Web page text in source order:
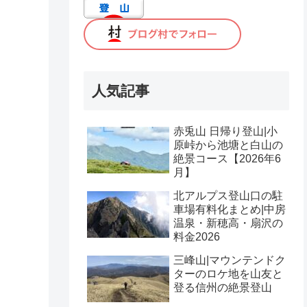
人気記事
赤兎山 日帰り登山|小
原峠から池塘と白山の
絶景コース【2026年6
月】
北アルプス登山口の駐
車場有料化まとめ|中房
温泉・新穂高・扇沢の
料金2026
三峰山|マウンテンドク
ターのロケ地を山友と
登る信州の絶景登山